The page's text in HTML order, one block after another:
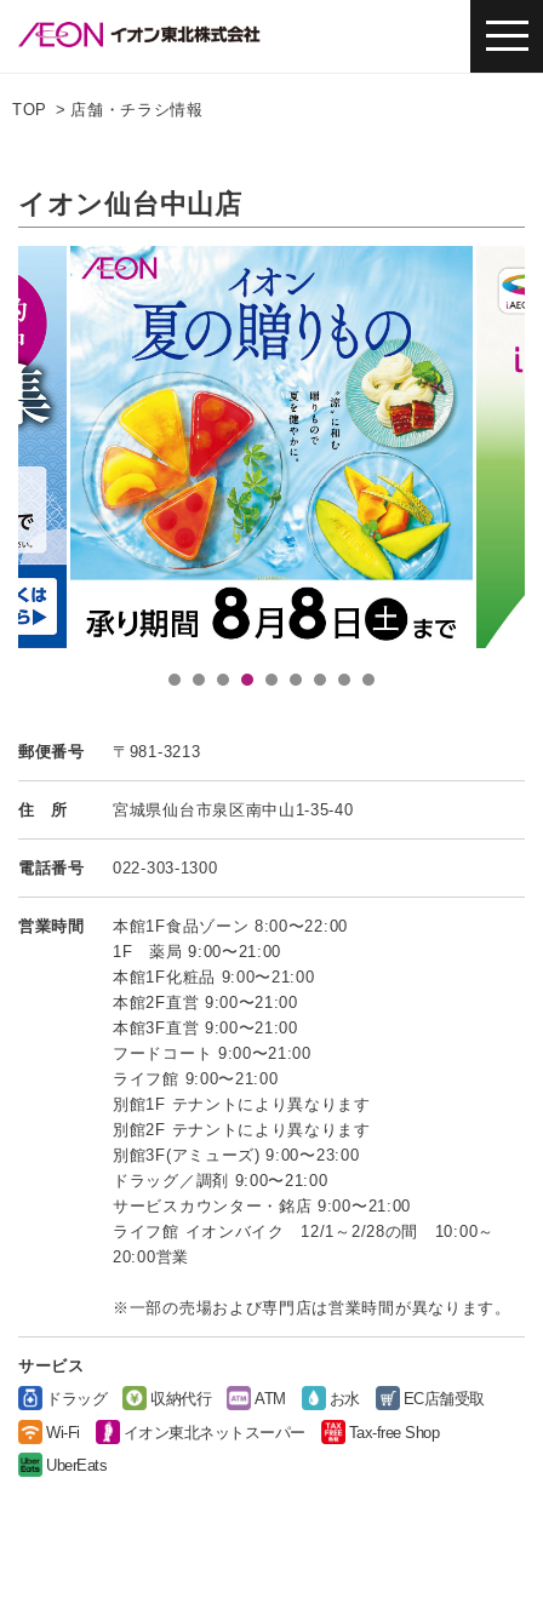
TOP 店舗・チラシ情報
イオン仙台中山店
郵便番号 〒981-3213
住 所 宮城県仙台市泉区南中山1-35-40
電話番号 022-303-1300
営業時間
本館1F食品ゾーン 8:00〜22:00
1F 薬局 9:00〜21:00
本館1F化粧品 9:00〜21:00
本館2F直営 9:00〜21:00
本館3F直営 9:00〜21:00
フードコート 9:00〜21:00
ライフ館 9:00〜21:00
別館1F テナントにより異なります
別館2F テナントにより異なります
別館3F(アミューズ) 9:00〜23:00
ドラッグ／調剤 9:00〜21:00
サービスカウンター・銘店 9:00〜21:00
ライフ館 イオンバイク 12/1～2/28の間 10:00～
20:00営業
※一部の売場および専門店は営業時間が異なります。
サービス
ドラッグ
収納代行 ATM お水
EC店舗受取
Wi-Fi
イオン東北ネットスーパー
Tax-free Shop
UberEats